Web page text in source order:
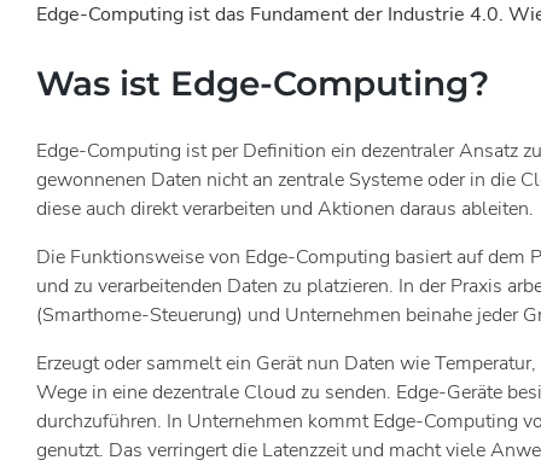
Edge-Computing ist das Fundament der Industrie 4.0.
Was ist Edge-Computing?
Edge-Computing ist per Definition ein dezentraler Ansatz
gewonnenen Daten nicht an zentrale Systeme oder in die
diese auch direkt verarbeiten und Aktionen daraus ableiten.
Die Funktionsweise von Edge-Computing basiert auf dem
und zu verarbeitenden Daten zu platzieren. In der Praxis
(Smarthome-Steuerung) und Unternehmen beinahe jeder
Erzeugt oder sammelt ein Gerät nun Daten wie
Wege in eine dezentrale Cloud zu senden. Edge-Geräte
durchzuführen. In Unternehmen kommt Edge-Computing
genutzt. Das verringert die Latenzzeit und macht viele